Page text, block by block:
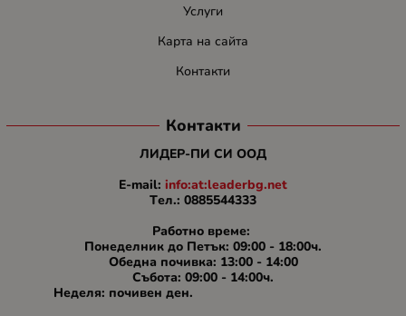
Услуги
Карта на сайта
Контакти
Контакти
ЛИДЕР-ПИ СИ ООД
E-mail: info:at:leaderbg.net
Tел.: 0885544333
Работно време:
Понеделник до Петък: 09:00 - 18:00ч.
Обедна почивка: 13:00 - 14:00
Събота: 09:00 - 14:00ч.
Неделя: почивен ден.